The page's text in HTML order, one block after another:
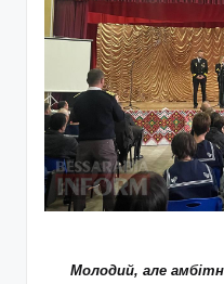
Молодий, але